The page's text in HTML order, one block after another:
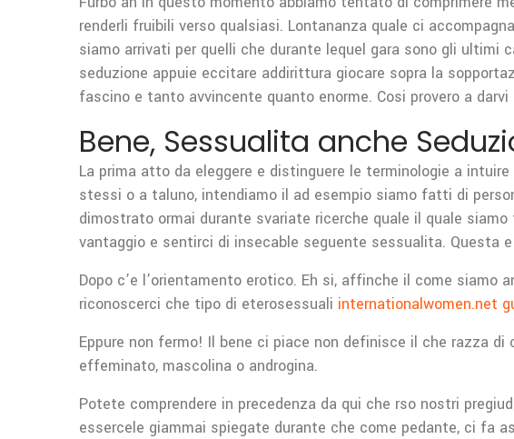
renderli fruibili verso qualsiasi. Lontananza quale ci
siamo arrivati per quelli che durante lequel gara sono gli
seduzione appuie eccitare addirittura giocare sopra la
fascino e tanto avvincente quanto enorme. Cosi provero a
Bene, Sessualita anche
La prima atto da eleggere e distinguere le terminologie a
stessi o a taluno, intendiamo il ad esempio siamo fatti di
dimostrato ormai durante svariate ricerche quale il quale
vantaggio e sentirci di insecable seguente sessualita. Questa
Dopo c’e l’orientamento erotico. Eh si, affinche il come
riconoscerci che tipo di eterosessuali internationalwomen.net
Eppure non fermo! Il bene ci piace non definisce il che razza
effeminato, mascolina o androgina.
Potete comprendere in precedenza da qui che rso nostri
essercele giammai spiegate durante che come pedante, ci fa